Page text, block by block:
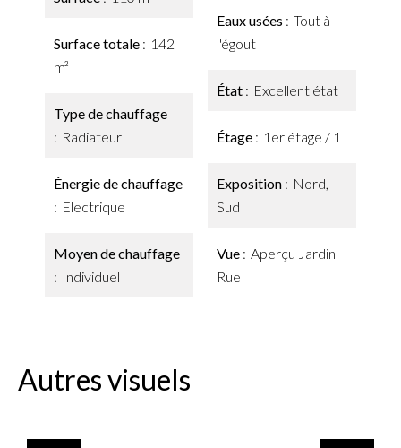
Surface totale
142
m²
Type de chauffage
Radiateur
Énergie de chauffage
Electrique
Moyen de chauffage
Individuel
Eaux usées
Tout à
l'égout
État Excellent état
Étage 1er étage / 1
Exposition
Nord,
Sud
Vue
Aperçu Jardin
Rue
Autres visuels